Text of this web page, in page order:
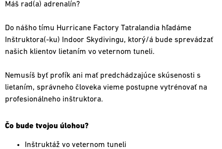
Máš rad(a) adrenalín?
Do nášho tímu Hurricane Factory Tatralandia hľadáme
Inštruktora(-ku) Indoor Skydivingu, ktorý/á bude sprevádzať
našich klientov lietaním vo veternom tuneli.
Nemusíš byť profík ani mať predchádzajúce skúsenosti s
lietaním, správneho človeka vieme postupne vytrénovať na
profesionálneho inštruktora.
Čo bude tvojou úlohou?
Inštruktáž vo veternom tuneli